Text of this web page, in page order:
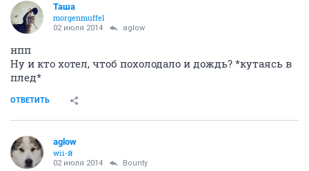
Таша
morgenmuffel
02 июля 2014 aglow
нпп
Ну и кто хотел, чтоб похолодало и дождь? *кутаясь в
плед*
ОТВЕТИТЬ
aglow
wii-й
02 июля 2014 Bounty